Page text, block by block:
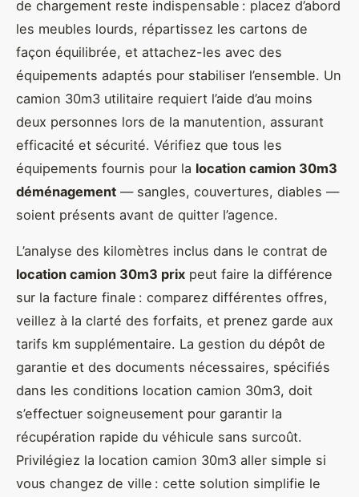
de chargement reste indispensable : placez d’abord
les meubles lourds, répartissez les cartons de
façon équilibrée, et attachez-les avec des
équipements adaptés pour stabiliser l’ensemble. Un
camion 30m3 utilitaire requiert l’aide d’au moins
deux personnes lors de la manutention, assurant
efficacité et sécurité. Vérifiez que tous les
équipements fournis pour la location camion 30m3
déménagement — sangles, couvertures, diables —
soient présents avant de quitter l’agence.
L’analyse des kilomètres inclus dans le contrat de
location camion 30m3 prix peut faire la différence
sur la facture finale : comparez différentes offres,
veillez à la clarté des forfaits, et prenez garde aux
tarifs km supplémentaire. La gestion du dépôt de
garantie et des documents nécessaires, spécifiés
dans les conditions location camion 30m3, doit
s’effectuer soigneusement pour garantir la
récupération rapide du véhicule sans surcoût.
Privilégiez la location camion 30m3 aller simple si
vous changez de ville : cette solution simplifie le